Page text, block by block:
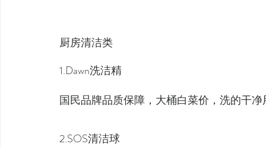
厨房清洁类
1.Dawn洗洁精
国民品牌品质保障，大桶白菜价，洗的干
2.SOS清洁球